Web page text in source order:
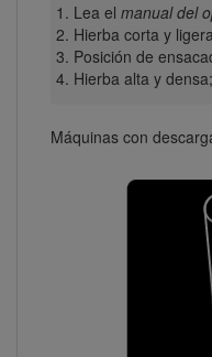
Lea el manual del
Hierba corta y
Posición de
Hierba alta y
Máquinas con